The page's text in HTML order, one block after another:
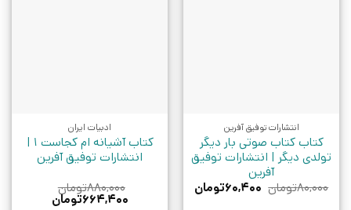
انتشارات توفیق آفرین
کتاب کتاب صوتی بار دیگر
تولدی دیگر | انتشارات توفیق
آفرین
۸۰,۰۰۰تومان قیمت
۶۰,۴۰۰تومان
ادبیات ایران
کتاب آشیانه ام کجاست 1 |
انتشارات توفیق آفرین
۸۸۰,۰۰۰تومان
قیمت
۶۶۴,۴۰۰تومان